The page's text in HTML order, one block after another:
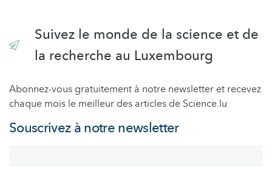
Suivez le monde de la science et de
la recherche au Luxembourg
Abonnez-vous gratuitement à notre newsletter et recevez
chaque mois le meilleur des articles de Science.lu
Souscrivez à notre newsletter